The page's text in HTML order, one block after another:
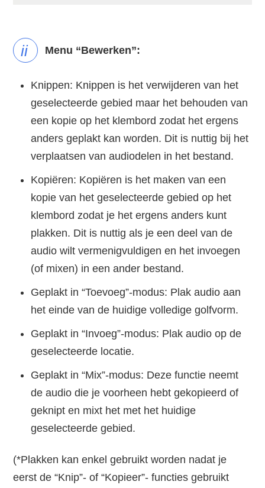
ii Menu “Bewerken”:
Knippen: Knippen is het verwijderen van het
geselecteerde gebied maar het behouden van
een kopie op het klembord zodat het ergens
anders geplakt kan worden. Dit is nuttig bij het
verplaatsen van audiodelen in het bestand.
Kopiëren: Kopiëren is het maken van een
kopie van het geselecteerde gebied op het
klembord zodat je het ergens anders kunt
plakken. Dit is nuttig als je een deel van de
audio wilt vermenigvuldigen en het invoegen
(of mixen) in een ander bestand.
Geplakt in “Toevoeg”-modus: Plak audio aan
het einde van de huidige volledige golfvorm.
Geplakt in “Invoeg”-modus: Plak audio op de
geselecteerde locatie.
Geplakt in “Mix”-modus: Deze functie neemt
de audio die je voorheen hebt gekopieerd of
geknipt en mixt het met het huidige
geselecteerde gebied.
(*Plakken kan enkel gebruikt worden nadat je
eerst de “Knip”- of “Kopieer”- functies gebruikt